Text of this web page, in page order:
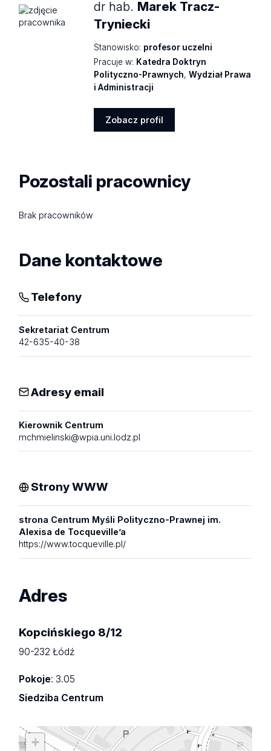
dr hab. Marek Tracz-
Tryniecki
Stanowisko: profesor uczelni
Pracuje w: Katedra Doktryn
Polityczno-Prawnych,Wydział Prawa
i Administracji
Zobacz profil
Pozostali pracownicy
Brak pracowników
Dane kontaktowe
Telefony
Sekretariat Centrum
42-635-40-38
Adresy email
Kierownik Centrum
mchmielinski@wpia.uni.lodz.pl
Strony WWW
strona Centrum Myśli Polityczno-Prawnej im.
Alexisa de Tocqueville’a
https://www.tocqueville.pl/
Adres
Kopcińskiego 8/12
90-232 Łódź
Pokoje: 3.05
Siedziba Centrum
+